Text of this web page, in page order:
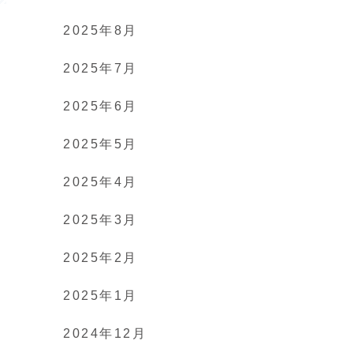
2025年8月
2025年7月
2025年6月
2025年5月
2025年4月
2025年3月
2025年2月
2025年1月
2024年12月